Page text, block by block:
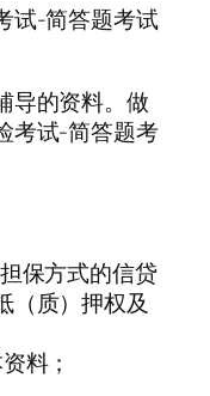
试-简答题考试
导的资料。做
考试-简答题考
保方式的信贷
（质）押权及
料；